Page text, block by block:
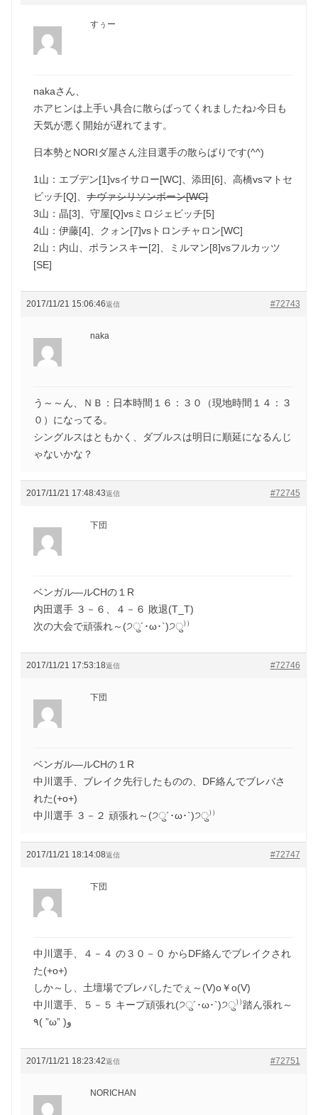
すぅー
nakaさん、
ホアヒンは上手い具合に散らばってくれましたね♪今日も
天気が悪く開始が遅れてます。
日本勢とNORIダ屋さん注目選手の散らばりです(^^)
1山：エブデン[1]vsイサロー[WC]、添田[6]、高橋vsマトセ
ビッチ[Q]、ナヴァシリソンボーン[WC]
3山：晶[3]、守屋[Q]vsミロジェビッチ[5]
4山：伊藤[4]、クォン[7]vsトロンチャロン[WC]
2山：内山、ポランスキー[2]、ミルマン[8]vsフルカッツ
[SE]
2017/11/21 15:06:46 #72743
返信
naka
う～～ん、ＮＢ：日本時間１６：３０（現地時間１４：３
０）になってる。
シングルスはともかく、ダブルスは明日に順延になるんじ
ゃないかな？
2017/11/21 17:48:43 #72745
返信
下団
ベンガル―ルCHの１R
内田選手 ３－６、４－６ 敗退(T_T)
次の大会で頑張れ～(੭ु´･ω･`)੭ु⁾⁾
2017/11/21 17:53:18 #72746
返信
下団
ベンガル―ルCHの１R
中川選手、ブレイク先行したものの、DF絡んでブレバさ
れた(+o+)
中川選手 ３－２ 頑張れ～(੭ु´･ω･`)੭ु⁾⁾
2017/11/21 18:14:08 #72747
返信
下団
中川選手、４－４ の３０－０ からDF絡んでブレイクされ
た(+o+)
しか～し、土壇場でブレバしたでぇ～(V)o￥o(V)
中川選手、５－５ キープ頑張れ(੭ु´･ω･`)੭ु⁾⁾踏ん張れ～
٩( ”ω” )و
2017/11/21 18:23:42 #72751
返信
NORICHAN